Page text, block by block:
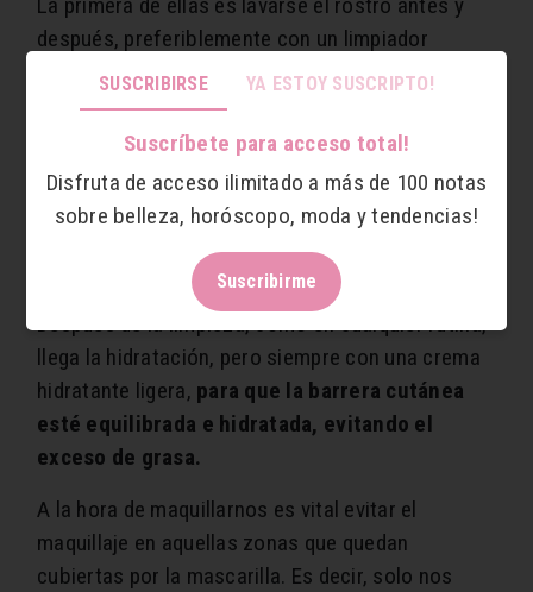
La primera de ellas es lavarse el rostro antes y
después, preferiblemente con un limpiador
espumoso, ya que elimina la grasa con mayor
eficacia que los aceites hidratantes o bálsamos.
Si además tenemos la piel grasa es aconsejable
encontrar un limpiador que contenga ácido
salicílico, para eliminar el exceso de grasa y las
brotes y poros obstruidos.
Después de la limpieza, como en cualquier rutina,
llega la hidratación, pero siempre con una crema
hidratante ligera, para que la barrera cutánea
esté equilibrada e hidratada, evitando el
exceso de grasa.
A la hora de maquillarnos es vital evitar el
maquillaje en aquellas zonas que quedan
cubiertas por la mascarilla. Es decir, solo nos
SUSCRIBIRSE YA ESTOY SUSCRIPTO!
Suscríbete para acceso total!
Disfruta de acceso ilimitado a más de 100 notas
sobre belleza, horóscopo, moda y tendencias!
Suscribirme